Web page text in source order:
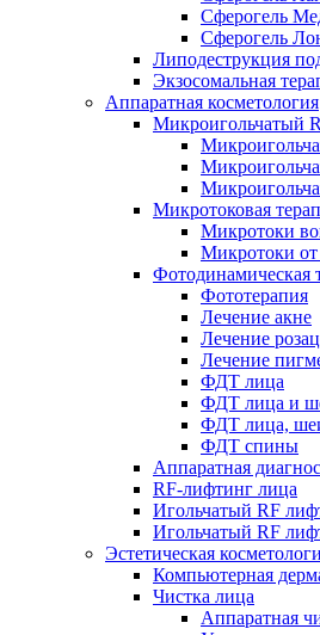
Сферогель
Сферогель
Липодеструкция
Экзосомальная
Аппаратная косметология
Микроигольчатый
Микротоковая
Микротоки
Микротоки от
Фототерапия
Лечение акне
Лечение
Лечение
ФДТ лица
ФДТ лица и
ФДТ лица,
ФДТ спины
Аппаратная
RF-лифтинг лица
Игольчатый RF
Игольчатый RF
Эстетическая
Компьютерная
Чистка лица
Аппаратная